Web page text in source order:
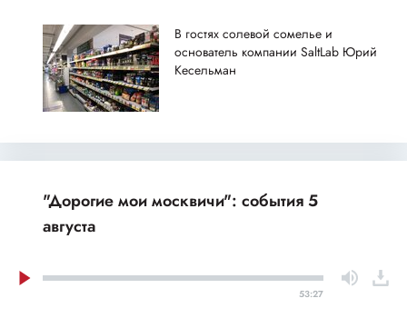
В гостях солевой сомелье и
основатель компании SaltLab Юрий
Кесельман
"Дорогие мои москвичи": события 5
августа
53:27